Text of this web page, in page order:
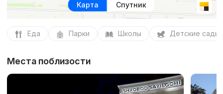
Карта Спутник
Еда Парки Школы Детские сады
Места поблизости